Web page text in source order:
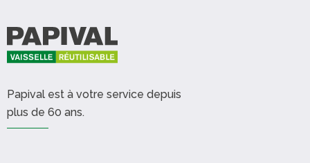
Papival est à votre service depuis
plus de 60 ans.